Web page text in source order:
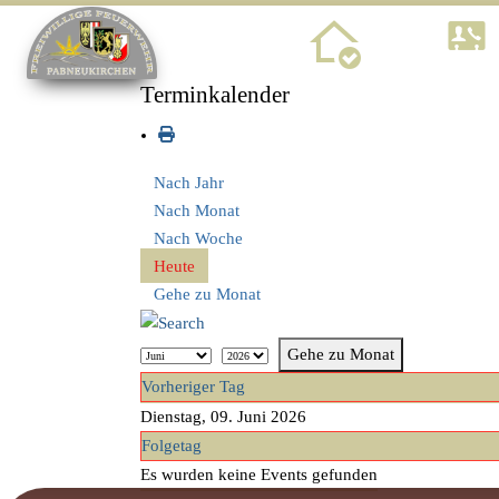
Terminkalender
Nach Jahr
Nach Monat
Nach Woche
Heute
Gehe zu Monat
Gehe zu Monat
Vorheriger Tag
Dienstag, 09. Juni 2026
Folgetag
Es wurden keine Events gefunden